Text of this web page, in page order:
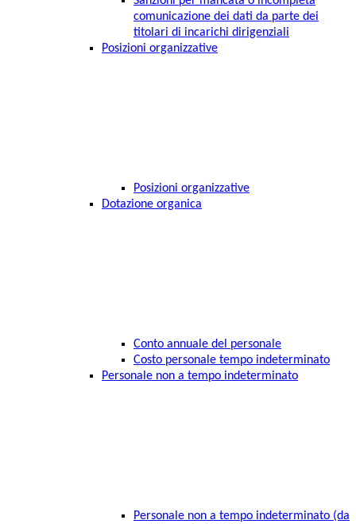
comunicazione dei dati da parte dei
titolari di incarichi dirigenziali
Posizioni organizzative
Posizioni organizzative
Dotazione organica
Conto annuale del personale
Costo personale tempo indeterminato
Personale non a tempo indeterminato
Personale non a tempo indeterminato (da